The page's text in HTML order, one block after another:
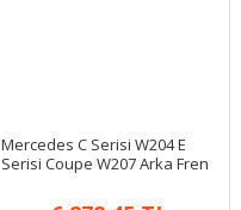
Mercedes C Serisi W204 E
Serisi Coupe W207 Arka Fren